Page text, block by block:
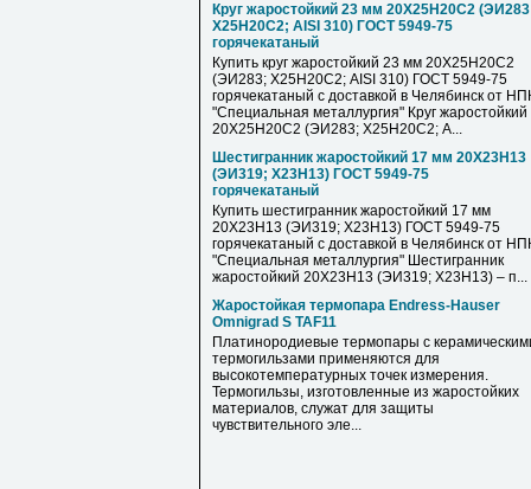
Круг жаростойкий 23 мм 20Х25Н20С2
Х25Н20С2; AISI 310) ГОСТ 5949-75
горячекатаный
Купить круг жаростойкий 23 мм 20Х25Н20С2
(ЭИ283; Х25Н20С2; AISI 310) ГОСТ 5949-75
горячекатаный с доставкой в Челябинск от
"Специальная металлургия" Круг жаростойкий
20Х25Н20С2 (ЭИ283; Х25Н20С2; A...
Шестигранник жаростойкий 17 мм 20Х23Н13
(ЭИ319; Х23Н13) ГОСТ 5949-75
горячекатаный
Купить шестигранник жаростойкий 17 мм
20Х23Н13 (ЭИ319; Х23Н13) ГОСТ 5949-75
горячекатаный с доставкой в Челябинск от
"Специальная металлургия" Шестигранник
жаростойкий 20Х23Н13 (ЭИ319; Х23Н13) – п...
Жаростойкая термопара Endress-Hauser
Omnigrad S TAF11
Платинородиевые термопары с
термогильзами применяются для
высокотемпературных точек измерения.
Термогильзы, изготовленные из жаростойких
материалов, служат для защиты
чувствительного эле...